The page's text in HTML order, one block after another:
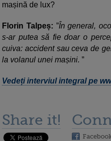
mașină de lux?
Florin Talpeș: ”În general,
s-ar putea să fie doar o
cuiva: accident sau ceva de
la volanul unei mașini. ”
Vedeți interviul integral pe
Share it!